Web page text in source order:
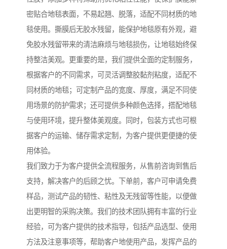
密贴合地毯表面，不易起翘、脱落，适配不同材质的地
毯使用。撕膜后无胶水残留，能保护地毯原有外观，避
免胶水残留带来的清洁麻烦与地毯损伤，让地毯始终保
持整洁美观。更重要的是，我们提供全面的定制服务，
根据客户的不同需求，可灵活调整胶黏剂粘度，适配不
同材质的地毯；可定制产品的宽度、厚度，满足不同使
用场景的防护需求；还可提供多种颜色选择，搭配地毯
与使用环境，提升整体美观度。同时，包装方式也可根
据客户的运输、储存需求定制，为客户提供更便捷的使
用体验。
我们致力于为客户提供全流程服务，从售前咨询到售后
支持，解决客户的后顾之忧。下单前，客户可申请免费
样品，测试产品的韧性、粘性及无残留等性能，以便做
出更明智的采购决策。我们的技术团队拥有丰富的行业
经验，可为客户提供的技术指导，包括产品选型、使用
方法及注意事项等，帮助客户地使用产品，发挥产品的